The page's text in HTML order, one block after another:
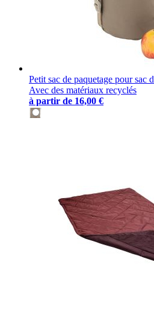
Petit sac de paquetage pour sac
Avec des matériaux recyclés
à partir de 16,00 €